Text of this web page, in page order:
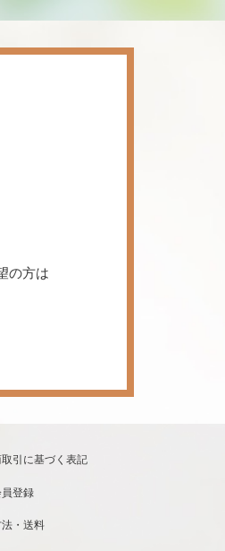
の方は
引に基づく表記
登録
・送料